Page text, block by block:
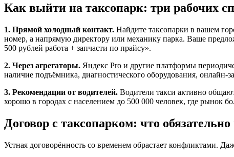
Как выйти на таксопарк: три рабочих
1. Прямой холодный контакт. Найдите таксопарки в вашем
номер, а напрямую директору или механику парка. Ваше
500 рублей работа + запчасти по прайсу».
2. Через агрегаторы. Яндекс Pro и другие платформы
наличие подъёмника, диагностического оборудования,
3. Рекомендации от водителей. Водители такси активно
хорошо в городах с населением до 500 000 человек, где рынок
Договор с таксопарком: что
Устная договорённость со временем обрастает конфликтами.